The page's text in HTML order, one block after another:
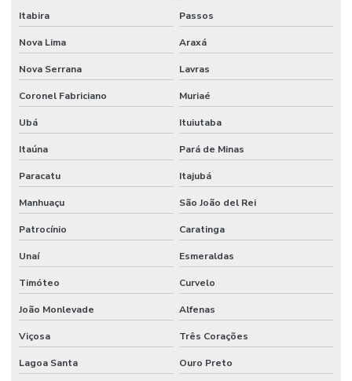
Itabira Passos
Nova Lima Araxá
Nova Serrana Lavras
Coronel Fabriciano Muriaé
Ubá Ituiutaba
Itaúna Pará de Minas
Paracatu Itajubá
Manhuaçu São João del Rei
Patrocínio Caratinga
Unaí Esmeraldas
Timóteo Curvelo
João Monlevade Alfenas
Viçosa Três Corações
Lagoa Santa Ouro Preto